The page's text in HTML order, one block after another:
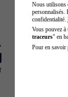
Nous utilisons
personnalisés.
confidentialité.
Vous pouvez à
traceurs" en
Pour en savoir